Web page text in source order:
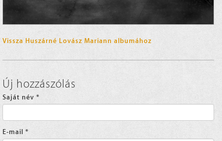
Vissza Huszárné Lovász Mariann albumához
Új hozzászólás
Saját név *
E-mail *